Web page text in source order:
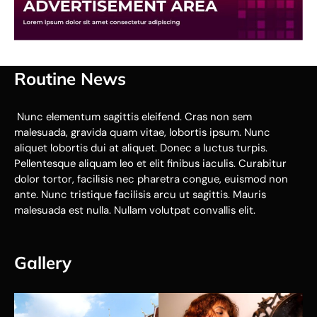
Routine News
Nunc elementum sagittis eleifend. Cras non sem
malesuada, gravida quam vitae, lobortis ipsum. Nunc
aliquet lobortis dui at aliquet. Donec a luctus turpis.
Pellentesque aliquam leo et elit finibus iaculis. Curabitur
dolor tortor, facilisis nec pharetra congue, euismod non
ante. Nunc tristique facilisis arcu ut sagittis. Mauris
malesuada est nulla. Nullam volutpat convallis elit.
Gallery